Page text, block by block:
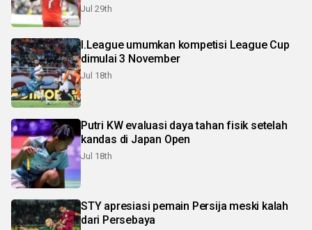
Jul 29th
I.League umumkan kompetisi League Cup
dimulai 3 November
Jul 18th
Putri KW evaluasi daya tahan fisik setelah
kandas di Japan Open
Jul 18th
STY apresiasi pemain Persija meski kalah
dari Persebaya